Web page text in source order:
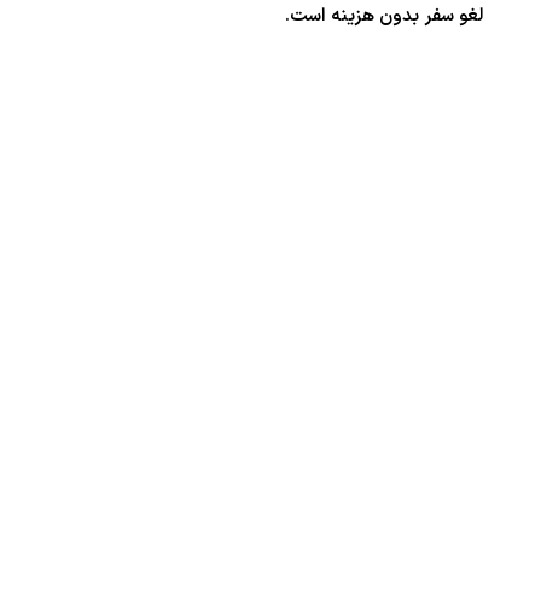
لغو سفر بدون هزینه است.